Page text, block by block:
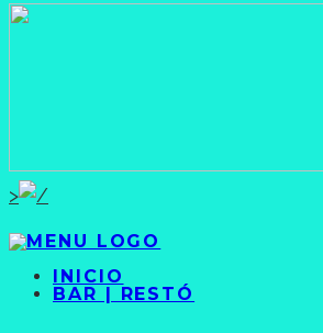
>
INICIO
BAR | RESTÓ